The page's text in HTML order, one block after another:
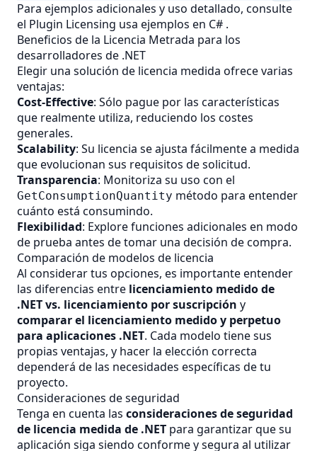
Para ejemplos adicionales y uso detallado, consulte
el Plugin Licensing usa ejemplos en C# .
Beneficios de la Licencia Metrada para los
desarrolladores de .NET
Elegir una solución de licencia medida ofrece varias
ventajas:
Cost-Effective: Sólo pague por las características
que realmente utiliza, reduciendo los costes
generales.
Scalability: Su licencia se ajusta fácilmente a medida
que evolucionan sus requisitos de solicitud.
Transparencia: Monitoriza su uso con el
GetConsumptionQuantity método para entender
cuánto está consumindo.
Flexibilidad: Explore funciones adicionales en modo
de prueba antes de tomar una decisión de compra.
Comparación de modelos de licencia
Al considerar tus opciones, es importante entender
las diferencias entre licenciamiento medido de
.NET vs. licenciamiento por suscripción y
comparar el licenciamiento medido y perpetuo
para aplicaciones .NET. Cada modelo tiene sus
propias ventajas, y hacer la elección correcta
dependerá de las necesidades específicas de tu
proyecto.
Consideraciones de seguridad
Tenga en cuenta las consideraciones de seguridad
de licencia medida de .NET para garantizar que su
aplicación siga siendo conforme y segura al utilizar